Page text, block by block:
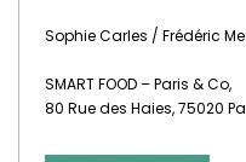
Sophie Carles / Frédéric
SMART FOOD – Paris & Co,
80 Rue des Haies, 75020